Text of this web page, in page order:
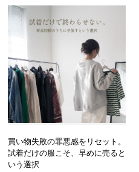
買い物失敗の罪悪感をリセット。
試着だけの服こそ、早めに売ると
いう選択